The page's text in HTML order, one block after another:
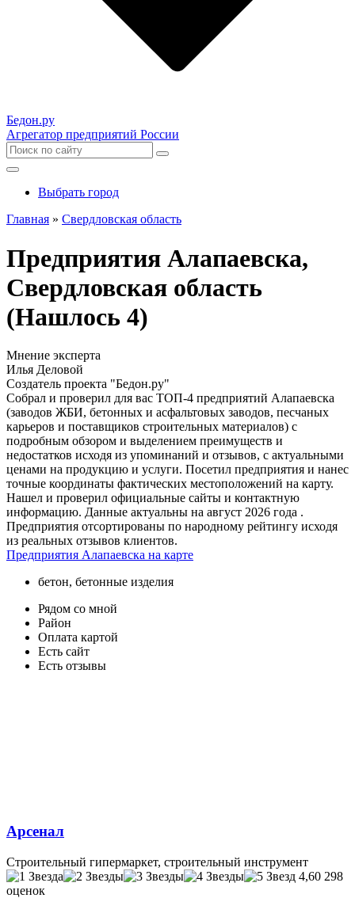
Бедон.ру
Агрегатор предприятий России
Выбрать город
Главная » Свердловская область
Предприятия Алапаевска,
Свердловская область
(Нашлось 4)
Мнение эксперта
Илья Деловой
Создатель проекта "Бедон.ру"
Собрал и проверил для вас ТОП-4 предприятий Алапаевска
(заводов ЖБИ, бетонных и асфальтовых заводов, песчаных
карьеров и поставщиков строительных материалов) с
подробным обзором и выделением преимуществ и
недостатков исходя из упоминаний и отзывов, с актуальными
ценами на продукцию и услуги. Посетил предприятия и нанес
точные координаты фактических местоположений на карту.
Нашел и проверил официальные сайты и контактную
информацию. Данные актуальны на август 2026 года .
Предприятия отсортированы по народному рейтингу исходя
из реальных отзывов клиентов.
Предприятия Алапаевска на карте
бетон, бетонные изделия
Рядом со мной
Район
Оплата картой
Есть сайт
Есть отзывы
Арсенал
Строительный гипермаркет, строительный инструмент
4,60 298
оценок